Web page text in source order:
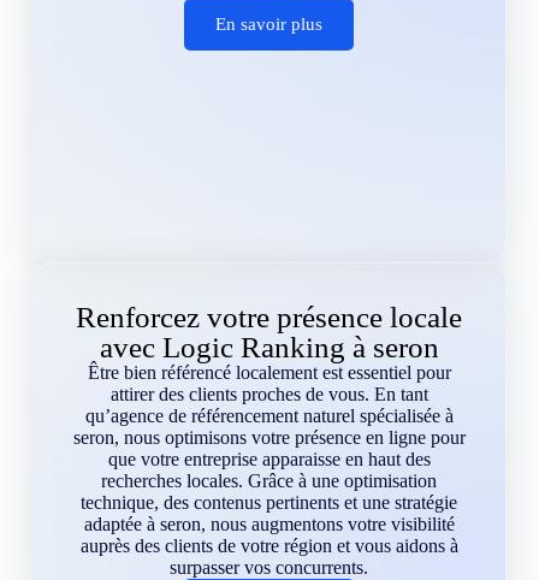
En savoir plus
Renforcez votre présence locale
avec Logic Ranking à seron
Être bien référencé localement est essentiel pour
attirer des clients proches de vous. En tant
qu’agence de référencement naturel spécialisée à
seron, nous optimisons votre présence en ligne pour
que votre entreprise apparaisse en haut des
recherches locales. Grâce à une optimisation
technique, des contenus pertinents et une stratégie
adaptée à seron, nous augmentons votre visibilité
auprès des clients de votre région et vous aidons à
surpasser vos concurrents.